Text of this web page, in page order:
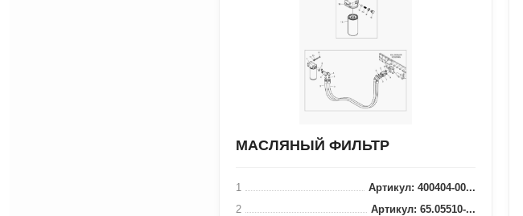
МАСЛЯНЫЙ ФИЛЬТР
1
Артикул: 400404-00...
2
Артикул: 65.05510-...